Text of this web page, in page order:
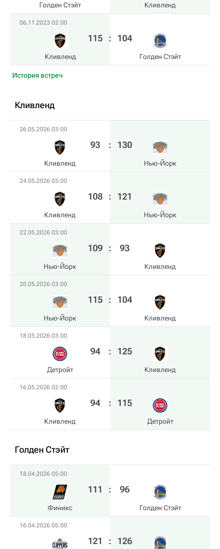
Голден Стэйт Кливленд
06.11.2023 02:00
Кливленд
115 : 104
Голден Стэйт
История встреч
Кливленд
26.05.2026 03:00
Кливленд
93 : 130
Нью-Йорк
24.05.2026 03:00
Кливленд
108 : 121
Нью-Йорк
22.05.2026 03:00
Нью-Йорк
109 : 93
Кливленд
20.05.2026 03:00
Нью-Йорк
115 : 104
Кливленд
18.05.2026 03:00
Детройт
94 : 125
Кливленд
16.05.2026 02:00
Кливленд
94 : 115
Детройт
Голден Стэйт
18.04.2026 05:00
Финикс
111 : 96
Голден Стэйт
16.04.2026 05:00
121 : 126